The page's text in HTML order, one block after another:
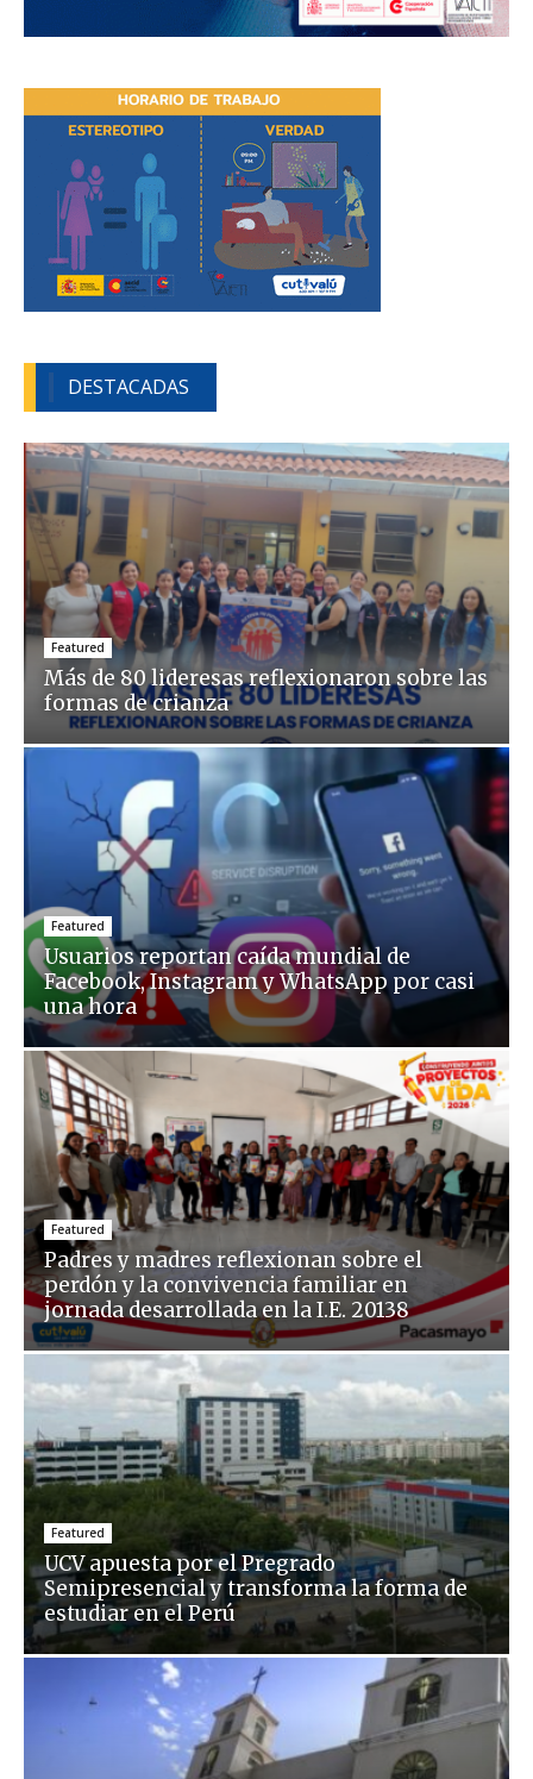
DESTACADAS
Featured
Más de 80 lideresas reflexionaron sobre las
formas de crianza
Featured
Usuarios reportan caída mundial de
Facebook, Instagram y WhatsApp por casi
una hora
Featured
Padres y madres reflexionan sobre el
perdón y la convivencia familiar en
jornada desarrollada en la I.E. 20138
Featured
UCV apuesta por el Pregrado
Semipresencial y transforma la forma de
estudiar en el Perú